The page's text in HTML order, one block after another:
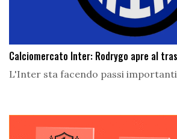
Calciomercato Inter: Rodrygo apre al
L'Inter sta facendo passi importanti